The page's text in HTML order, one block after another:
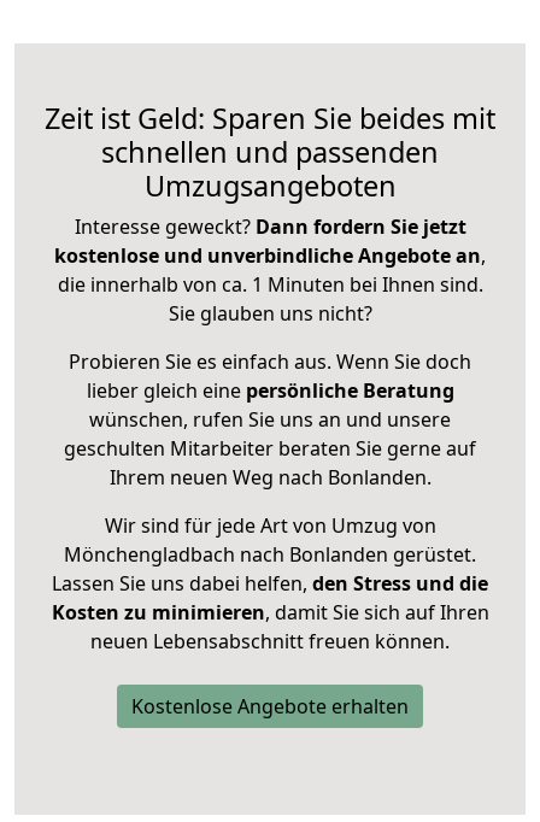
Zeit ist Geld: Sparen Sie beides mit
schnellen und passenden
Umzugsangeboten
Interesse geweckt? Dann fordern Sie jetzt
kostenlose und unverbindliche Angebote an,
die innerhalb von ca. 1 Minuten bei Ihnen sind.
Sie glauben uns nicht?
Probieren Sie es einfach aus. Wenn Sie doch
lieber gleich eine persönliche Beratung
wünschen, rufen Sie uns an und unsere
geschulten Mitarbeiter beraten Sie gerne auf
Ihrem neuen Weg nach Bonlanden.
Wir sind für jede Art von Umzug von
Mönchengladbach nach Bonlanden gerüstet.
Lassen Sie uns dabei helfen, den Stress und die
Kosten zu minimieren, damit Sie sich auf Ihren
neuen Lebensabschnitt freuen können.
Kostenlose Angebote erhalten